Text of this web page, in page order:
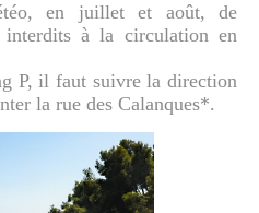
en juillet et août, de
interdits à la circulation en
P, il faut suivre la direction
la rue des Calanques*.